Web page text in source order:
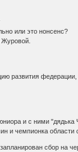
или это нонсенс?
Журовой.
развития федерации,
и с ними "дядька
и чемпионка
сбор на